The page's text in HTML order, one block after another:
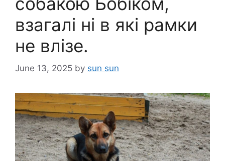
взагалі ні в які рамки
не влізе.
June 13, 2025 by sun sun